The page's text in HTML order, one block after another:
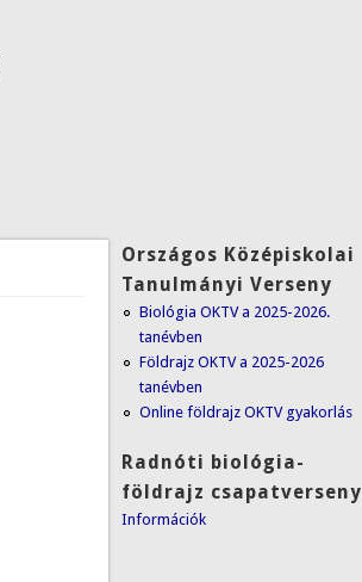
Országos Középiskolai
Tanulmányi Verseny
Biológia OKTV a 2025-2026.
tanévben
Földrajz OKTV a 2025-2026
tanévben
Online földrajz OKTV gyakorlás
Radnóti biológia-
földrajz csapatverseny
Információk